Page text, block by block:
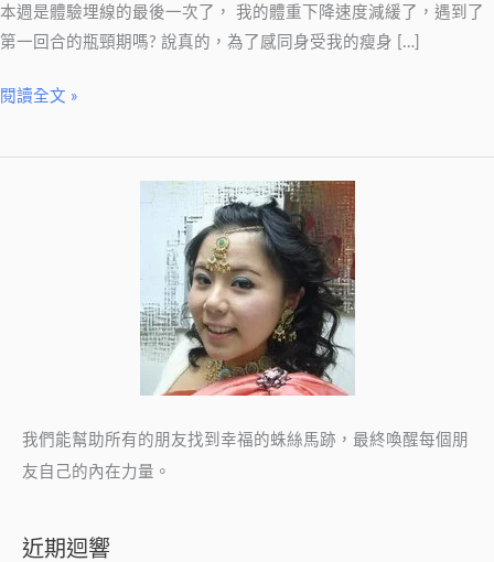
本週是體驗埋線的最後一次了， 我的體重下降速度減緩了，遇到了
第一回合的瓶頸期嗎? 說真的，為了感同身受我的瘦身 […]
醫
埋
催
閱讀全文 »
我們能幫助所有的朋友找到幸福的蛛絲馬跡，最終喚醒每個朋
友自己的內在力量。
近期迴響